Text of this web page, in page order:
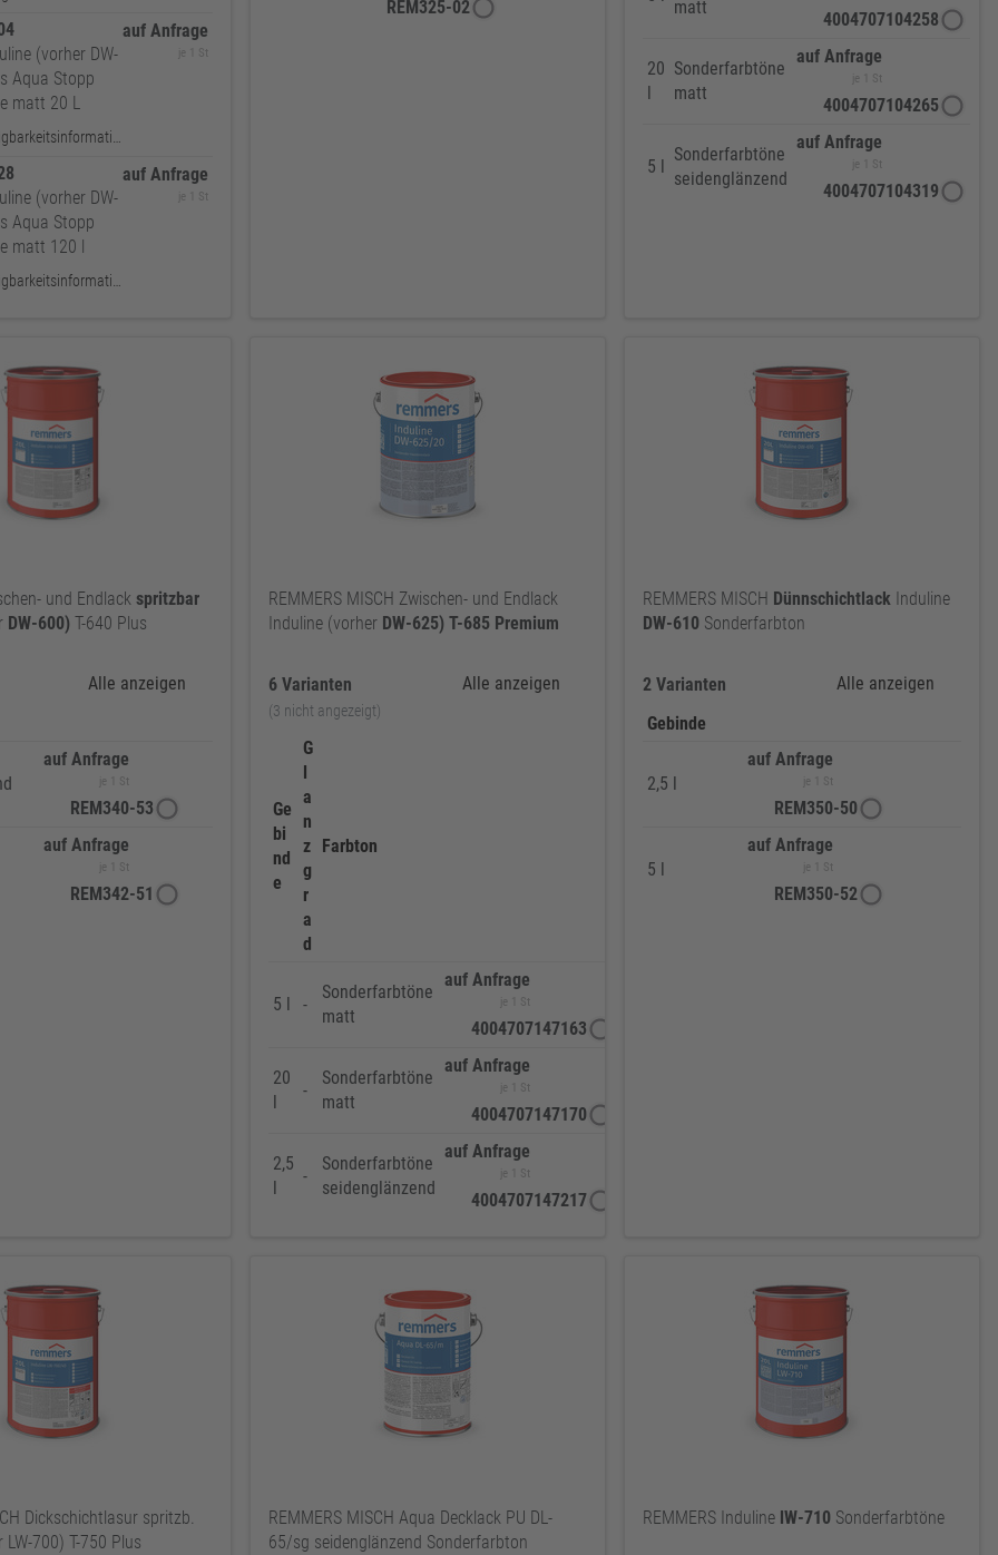
(vorher DW-
Aqua Stopp
matt 20 L
keine Verfügbarkeitsinformationen
auf Anfrage
je 1 St
(vorher DW-
Aqua Stopp
matt 120 l
keine Verfügbarkeitsinformationen
auf Anfrage
je 1 St
REM325-02
matt
4004707104258
20
l
Sonderfarbtöne
matt
auf Anfrage
je 1 St
4004707104265
5 l
Sonderfarbtöne
seidenglänzend
auf Anfrage
je 1 St
4004707104319
und Endlack spritzbar
DW-600) T-640 Plus
Alle anzeigen
auf Anfrage
je 1 St
REM340-53
auf Anfrage
je 1 St
REM342-51
REMMERS MISCH Zwischen- und Endlack
Induline (vorher DW-625) T-685 Premium
6 Varianten
(3 nicht angezeigt)
Alle anzeigen
Ge
bi
nd
e
G
l
a
n
z
g
r
a
d
Farbton
5 l -
Sonderfarbtöne
matt
auf Anfrage
je 1 St
4004707147163
20
l
-
Sonderfarbtöne
matt
auf Anfrage
je 1 St
4004707147170
2,5
l
-
Sonderfarbtöne
seidenglänzend
auf Anfrage
je 1 St
4004707147217
REMMERS MISCH Dünnschichtlack Induline
DW-610 Sonderfarbton
2 Varianten
Alle anzeigen
Gebinde
2,5 l
auf Anfrage
je 1 St
REM350-50
5 l
auf Anfrage
je 1 St
REM350-52
Dickschichtlasur spritzb.
700) T-750 Plus
REMMERS MISCH Aqua Decklack PU DL-
65/sg seidenglänzend Sonderfarbton
REMMERS Induline lW-710 Sonderfarbtöne